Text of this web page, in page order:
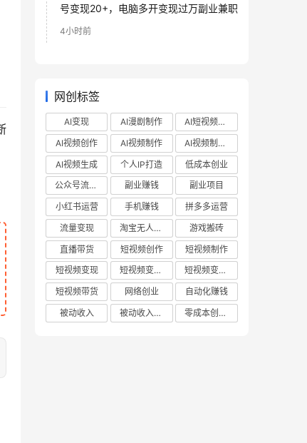
号变现20+，电脑多开变现过万副业兼职
4小时前
网创标签
AI变现 AI漫剧制作
AI短视频制作
AI视频创作
AI视频制作
AI视频制作教程
AI视频生成
个人IP打造
低成本创业
公众号流量主
副业赚钱
副业项目
小红书运营
手机赚钱
拼多多运营
流量变现
淘宝无人直播
游戏搬砖
直播带货
短视频创作
短视频制作
短视频变现
短视频变现技巧
短视频变现方法
短视频带货
网络创业
自动化赚钱
被动收入
被动收入项目 零成本创业项目